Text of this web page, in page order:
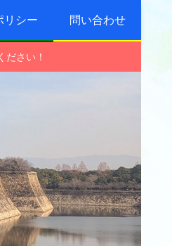
リシー 問い合わせ
さい！